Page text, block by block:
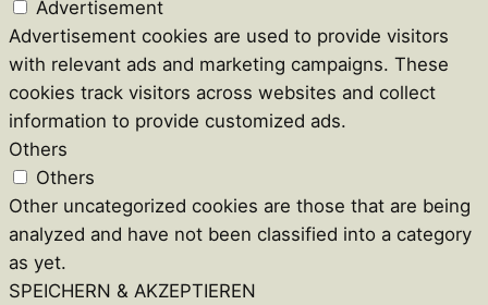
Advertisement
Advertisement cookies are used to provide visitors
with relevant ads and marketing campaigns. These
cookies track visitors across websites and collect
information to provide customized ads.
Others
Others
Other uncategorized cookies are those that are being
analyzed and have not been classified into a category
as yet.
SPEICHERN & AKZEPTIEREN